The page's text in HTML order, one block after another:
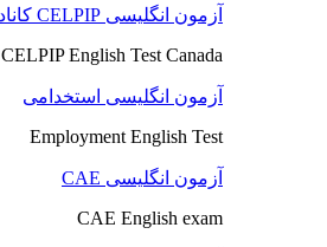
آزمون انگلیسی CELPIP کانادا
CELPIP English Test Canada
آزمون انگلیسی استخدامی
Employment English Test
آزمون انگلیسی CAE
CAE English exam